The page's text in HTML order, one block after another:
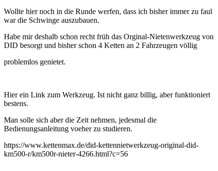
Wollte hier noch in die Runde werfen, dass ich bisher immer zu faul
war die Schwinge auszubauen.
Habe mir deshalb schon recht früh das Orginal-Nietenwerkzeug von
DID besorgt und bisher schon 4 Ketten an 2 Fahrzeugen völlig
problemlos genietet.
Hier ein Link zum Werkzeug. Ist nicht ganz billig, aber funktioniert
bestens.
Man solle sich aber die Zeit nehmen, jedesmal die
Bedienungsanleitung voeher zu studieren.
https://www.kettenmax.de/did-kettennietwerkzeug-original-did-
km500-r/km500r-nieter-4266.html?c=56